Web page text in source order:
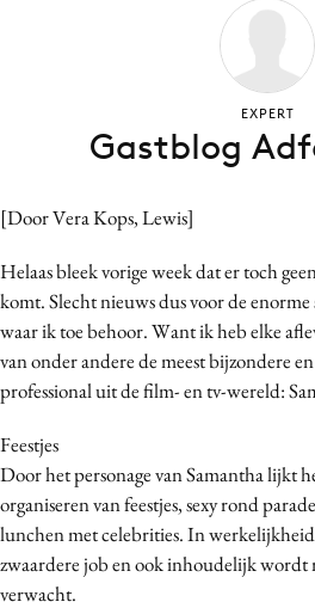
Bureaus
Campagnes
Carriere
Contentmarketing
Craft
Customer Experience
Data & Insights
Design
Digital transformation
Diversiteit
Effectiviteit
[Door Vera Kops, Lewis]
Helaas bleek vorige week dat er toch
komt. Slecht nieuws dus voor de
waar ik toe behoor. Want ik heb elke
van onder andere de meest bijzondere
professional uit de film- en tv-wereld:
Feestjes
Door het personage van Samantha lijkt
organiseren van feestjes, sexy rond
lunchen met celebrities. In
zwaardere job en ook inhoudelijk wordt
verwacht.
EXPERT
Gastblog